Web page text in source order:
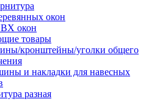
окон
окон
товары
кронштейны/уголки общего
и накладки для навесных
разная